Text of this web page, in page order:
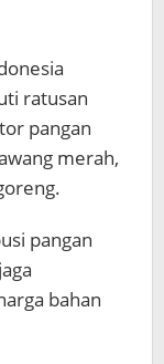
ratusan
pangan
merah,
pangan
bahan